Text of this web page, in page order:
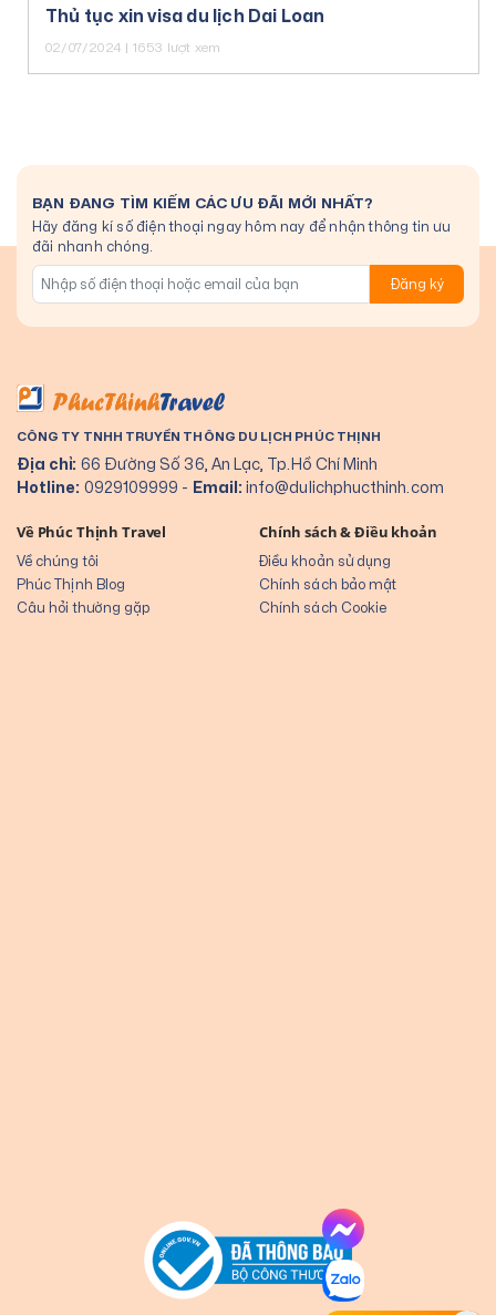
Thủ tục xin visa du lịch Dai Loan
02/07/2024 | 1653 lượt xem
BẠN ĐANG TÌM KIẾM CÁC ƯU ĐÃI MỚI NHẤT?
Hãy đăng kí số điện thoại ngay hôm nay để nhận thông tin ưu
đãi nhanh chóng.
Đăng ký
CÔNG TY TNHH TRUYỀN THÔNG DU LỊCH PHÚC THỊNH
Địa chỉ: 66 Đường Số 36, An Lạc, Tp.Hồ Chí Minh
Hotline: 0929109999 - Email:info@dulichphucthinh.com
Về Phúc Thịnh Travel
Về chúng tôi
Phúc Thịnh Blog
Câu hỏi thường gặp
Chính sách & Điều khoản
Điều khoản sử dụng
Chính sách bảo mật
Chính sách Cookie